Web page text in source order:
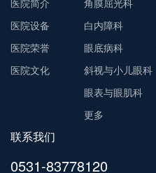
医院简介
医院设备
医院荣誉
医院文化
角膜屈光科
白内障科
眼底病科
斜视与小儿眼科
眼表与眼肌科
更多
联系我们
0531-83778120